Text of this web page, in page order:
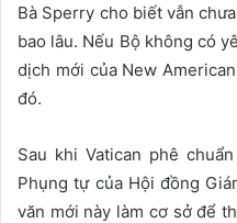
Bà Sperry cho biết vẫn
bao lâu. Nếu Bộ không có
dịch mới của New
đó.
Sau khi Vatican phê
Phụng tự của Hội đồng
văn mới này làm cơ sở để